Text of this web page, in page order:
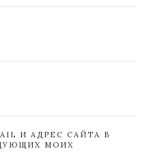
И АДРЕС САЙТА В
МОИХ